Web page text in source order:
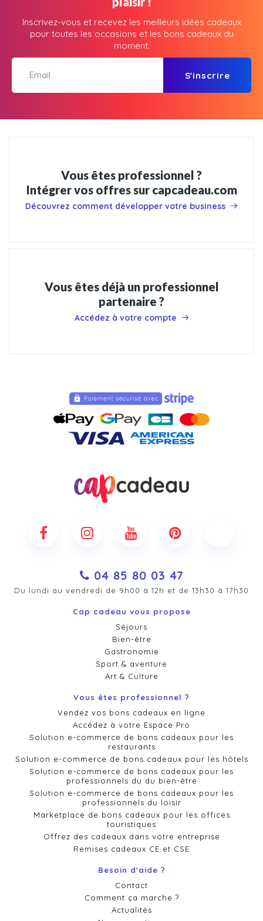
Inscrivez-vous et recevez les meilleurs idées cadeaux
pour toutes les occasions et les bons cadeaux du
moment.
S'inscrire
Vous êtes professionnel ?
Intégrer vos offres sur capcadeau.com
Découvrez comment développer votre business
Vous êtes déjà un professionnel
partenaire ?
Accédez à votre compte
04 85 80 03 47
Du lundi au vendredi de 9h00 à 12h et de 13h30 à 17h30
Cap cadeau vous propose
Séjours
Bien-être
Gastronomie
Sport & aventure
Art & Culture
Vous êtes professionnel ?
Vendez vos bons cadeaux en ligne
Accédez à votre Espace Pro
Solution e-commerce de bons cadeaux pour les
restaurants
Solution e-commerce de bons cadeaux pour les hôtels
Solution e-commerce de bons cadeaux pour les
professionnels du du bien-être
Solution e-commerce de bons cadeaux pour les
professionnels du loisir
Marketplace de bons cadeaux pour les offices
touristiques
Offrez des cadeaux dans votre entreprise
Remises cadeaux CE et CSE
Besoin d'aide ?
Contact
Comment ça marche ?
Actualités